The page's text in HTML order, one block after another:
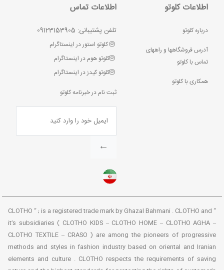
اطلاعات کلوتو
درباره کلوتو
آدرس فروشگاهها و راههای
تماس با کلوتو
همکاری با کلوتو
اطلاعات تماس
تلفن پشتیبانی: 09123153905
کلوتو استور در اینستاگرام
کلوتو هوم در اینستاگرام
کلوتو کیدز در اینستاگرام
ثبت نام در خبرنامه کلوتو
←
“ CLOTHO “ ; is a registered trade mark by Ghazal Bahmani . CLOTHO and
it’s subsidiaries ( CLOTHO KIDS – CLOTHO HOME – CLOTHO AGHA –
CLOTHO TEXTILE – CRASO ) are among the pioneers of progressive
methods and styles in fashion industry based on oriental and Iranian
elements and culture . CLOTHO respects the requirements of saving